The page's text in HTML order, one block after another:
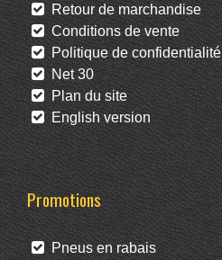
Retour de marchandise
Conditions de vente
Politique de confidentialité
Net 30
Plan du site
English version
Promotions
Pneus en rabais